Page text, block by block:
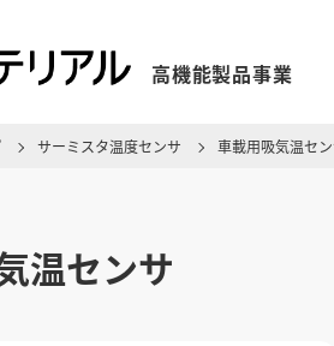
高機能製品事業
サーミスタ温度センサ 車載用吸気温セ
温センサ